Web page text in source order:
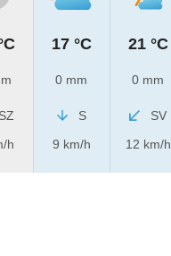
SZ
h
17 °C
0 mm
S
9 km/h
21 °C
0 mm
SV
12 km/h